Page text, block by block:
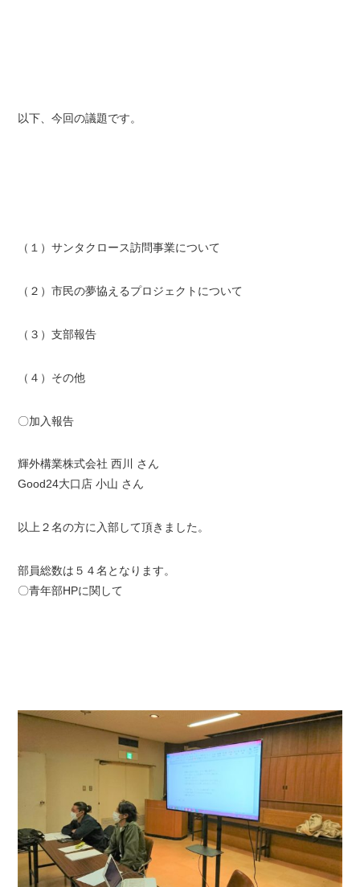
以下、今回の議題です。
（１）サンタクロース訪問事業について
（２）市民の夢協えるプロジェクトについて
（３）支部報告
（４）その他
〇加入報告
輝外構業株式会社 西川 さん
Good24大口店 小山 さん
以上２名の方に入部して頂きました。
部員総数は５４名となります。
〇青年部HPに関して